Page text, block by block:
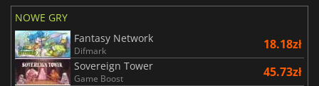
NOWE GRY
Fantasy Network
Difmark 18.18zł
Sovereign Tower
Game Boost 45.73zł